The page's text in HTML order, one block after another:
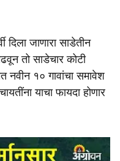
दिला जाणारा साडेतीन
तो साडेचार कोटी
नवीन १० गावांचा समावेश
याचा फायदा होणार